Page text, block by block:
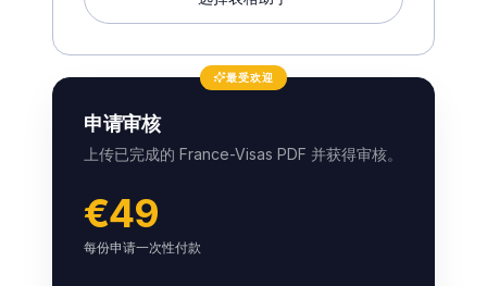
最受欢迎
申请审核
上传已完成的 France-Visas PDF 并获得审核。
€49
每份申请一次性付款